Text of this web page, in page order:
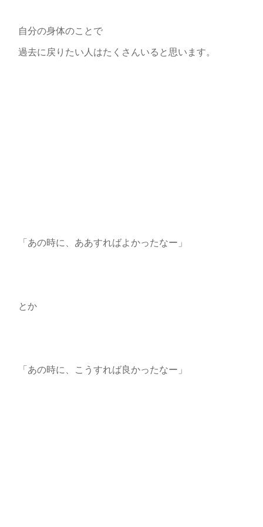
自分の身体のことで
過去に戻りたい人はたくさんいると思います。
「あの時に、ああすればよかったなー」
とか
「あの時に、こうすれば良かったなー」